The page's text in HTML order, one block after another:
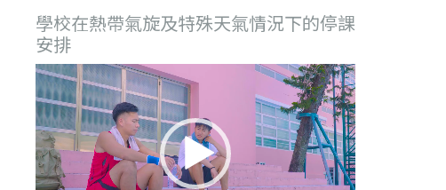
學校在熱帶氣旋及特殊天氣情況下的停課
安排
視
訊
播
放
器